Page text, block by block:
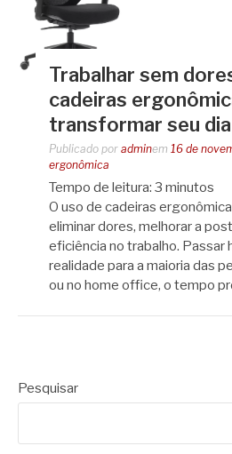
Trabalhar sem
cadeiras
transformar seu dia
Publicado por adminem 16 de
ergonômica
Tempo de leitura: 3 minutos
O uso de cadeiras
eliminar dores, melhorar a
eficiência no trabalho. Passar
realidade para a maioria das
ou no home office, o tempo
Pesquisar